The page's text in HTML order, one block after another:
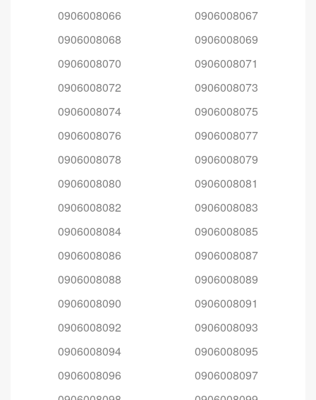
0906008066
0906008067
0906008068
0906008069
0906008070
0906008071
0906008072
0906008073
0906008074
0906008075
0906008076
0906008077
0906008078
0906008079
0906008080
0906008081
0906008082
0906008083
0906008084
0906008085
0906008086
0906008087
0906008088
0906008089
0906008090
0906008091
0906008092
0906008093
0906008094
0906008095
0906008096
0906008097